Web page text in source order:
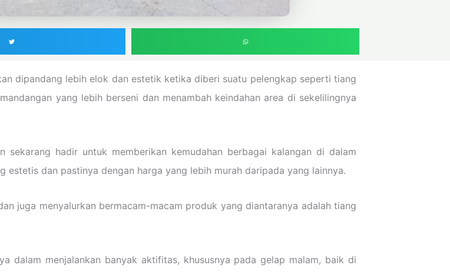
dipandang lebih elok dan estetik ketika diberi suatu pelengkap seperti tiang
yang lebih berseni dan menambah keindahan area di sekelilingnya
hadir untuk memberikan kemudahan berbagai kalangan di dalam
dan pastinya dengan harga yang lebih murah daripada yang lainnya.
juga menyalurkan bermacam-macam produk yang diantaranya adalah tiang
dalam menjalankan banyak aktifitas, khususnya pada gelap malam, baik di